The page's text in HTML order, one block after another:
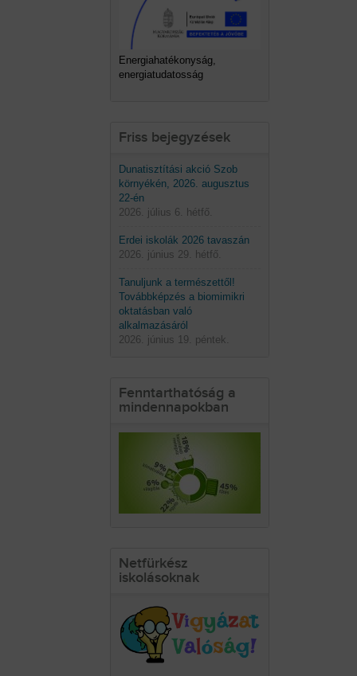
Energiahatékonyság,
energiatudatosság
Friss bejegyzések
Dunatisztítási akció Szob
környékén, 2026. augusztus
22-én
2026. július 6. hétfő.
Erdei iskolák 2026 tavaszán
2026. június 29. hétfő.
Tanuljunk a természettől!
Továbbképzés a biomimikri
oktatásban való
alkalmazásáról
2026. június 19. péntek.
Fenntarthatóság a
mindennapokban
Netfürkész
iskolásoknak